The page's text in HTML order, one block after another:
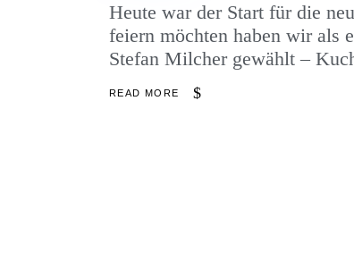
Heute war der Start für die
feiern möchten haben wir als
Stefan Milcher gewählt –
READ MORE